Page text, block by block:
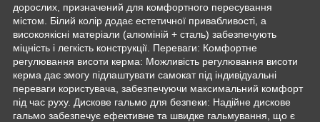
дорослих, призначений для комфортного пересування
містом. Білий колір додає естетичної привабливості, а
високоякісні матеріали (алюміній + сталь) забезпечують
міцність і легкість конструкції. Переваги: Комфортне
регулювання висоти керма: Можливість регулювання висоти
керма дає змогу підлаштувати самокат під індивідуальні
переваги користувача, забезпечуючи максимальний комфорт
під час руху. Дискове гальмо для безпеки: Надійне дискове
гальмо забезпечує ефективне та швидке гальмування, що є